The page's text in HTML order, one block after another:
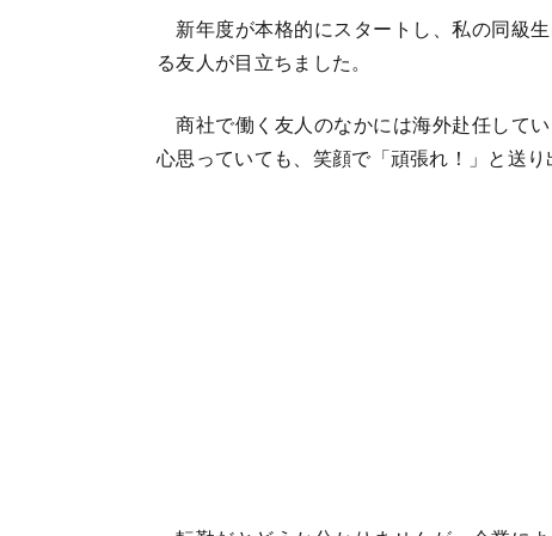
新年度が本格的にスタートし、私の同級
る友人が目立ちました。
商社で働く友人のなかには海外赴任して
心思っていても、笑顔で「頑張れ！」と送